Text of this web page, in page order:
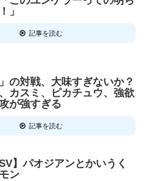
」
記事を読む
の対戦、大味すぎないか？
カスミ、ピカチュウ、強欲
が強すぎる
記事を読む
】パオジアンとかいうく
ン